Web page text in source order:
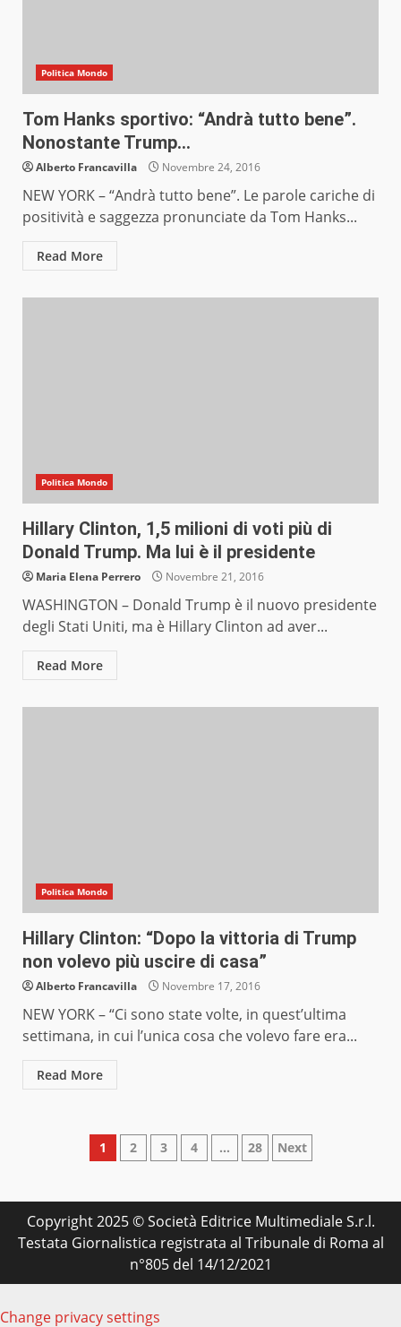
Politica Mondo
Tom Hanks sportivo: “Andrà tutto bene”.
Nonostante Trump…
Alberto Francavilla Novembre 24, 2016
NEW YORK – “Andrà tutto bene”. Le parole cariche di
positività e saggezza pronunciate da Tom Hanks...
Read More
Politica Mondo
Hillary Clinton, 1,5 milioni di voti più di
Donald Trump. Ma lui è il presidente
Maria Elena Perrero Novembre 21, 2016
WASHINGTON – Donald Trump è il nuovo presidente
degli Stati Uniti, ma è Hillary Clinton ad aver...
Read More
Politica Mondo
Hillary Clinton: “Dopo la vittoria di Trump
non volevo più uscire di casa”
Alberto Francavilla Novembre 17, 2016
NEW YORK – “Ci sono state volte, in quest’ultima
settimana, in cui l’unica cosa che volevo fare era...
Read More
Paginazione
articoli
1 2 3 4 … 28 Next
Copyright 2025 © Società Editrice Multimediale S.r.l.
Testata Giornalistica registrata al Tribunale di Roma al
n°805 del 14/12/2021
Change privacy settings